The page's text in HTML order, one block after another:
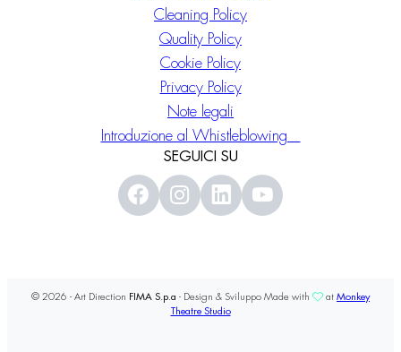
Cleaning Policy
Quality Policy
Cookie Policy
Privacy Policy
Note legali
Introduzione al Whistleblowing
SEGUICI SU
© 2026 - Art Direction FIMA S.p.a - Design & Sviluppo Made with at Monkey
Theatre Studio